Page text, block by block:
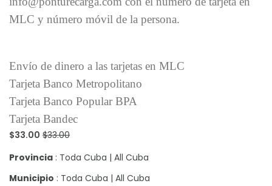
MLC y número móvil de la persona.
Envío de dinero a las tarjetas en MLC
Tarjeta Banco Metropolitano
Tarjeta Banco Popular BPA
Tarjeta Bandec
$33.00 $33.00
Provincia : Toda Cuba | All Cuba
Municipio : Toda Cuba | All Cuba